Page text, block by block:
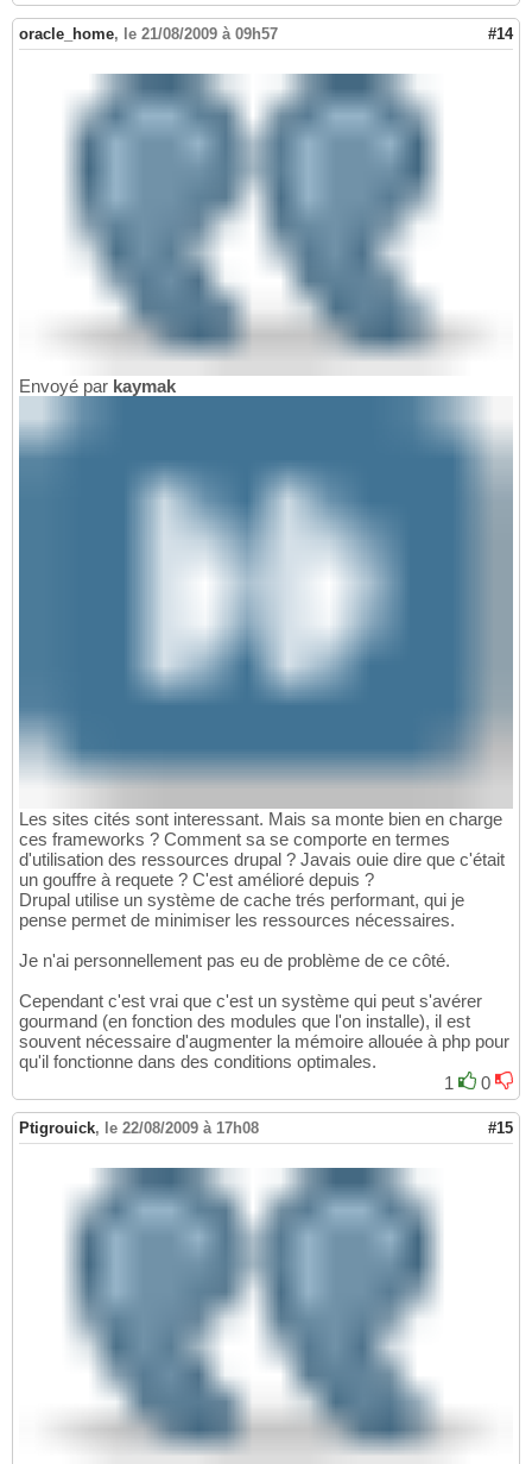
oracle_home, le 21/08/2009 à 09h57 #14
Envoyé par kaymak
Les sites cités sont interessant. Mais sa monte bien en charge
ces frameworks ? Comment sa se comporte en termes
d'utilisation des ressources drupal ? Javais ouie dire que c'était
un gouffre à requete ? C'est amélioré depuis ?
Drupal utilise un système de cache trés performant, qui je
pense permet de minimiser les ressources nécessaires.
Je n'ai personnellement pas eu de problème de ce côté.
Cependant c'est vrai que c'est un système qui peut s'avérer
gourmand (en fonction des modules que l'on installe), il est
souvent nécessaire d'augmenter la mémoire allouée à php pour
qu'il fonctionne dans des conditions optimales.
1
0
Ptigrouick, le 22/08/2009 à 17h08 #15